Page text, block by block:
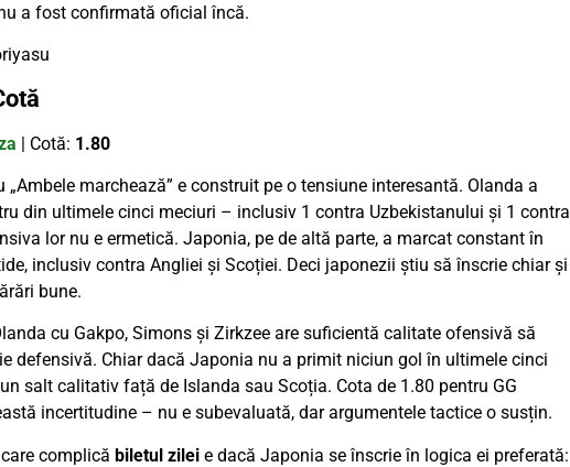
a fost confirmată oficial încă.
| Cotă: 1.80
„Ambele marchează” e construit pe o tensiune interesantă. Olanda a
din ultimele cinci meciuri – inclusiv 1 contra Uzbekistanului și 1 contra
lor nu e ermetică. Japonia, pe de altă parte, a marcat constant în
inclusiv contra Angliei și Scoției. Deci japonezii știu să înscrie chiar și
bune.
cu Gakpo, Simons și Zirkzee are suficientă calitate ofensivă să
defensivă. Chiar dacă Japonia nu a primit niciun gol în ultimele cinci
salt calitativ față de Islanda sau Scoția. Cota de 1.80 pentru GG
incertitudine – nu e subevaluată, dar argumentele tactice o susțin.
complică biletul zilei e dacă Japonia se înscrie în logica ei preferată: